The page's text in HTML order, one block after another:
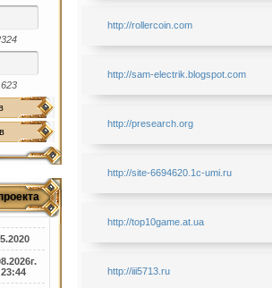
http://rollercoin.com
http://sam-electrik.blogspot.com
http://presearch.org
http://site-6694620.1c-umi.ru
http://top10game.at.ua
http://iii5713.ru